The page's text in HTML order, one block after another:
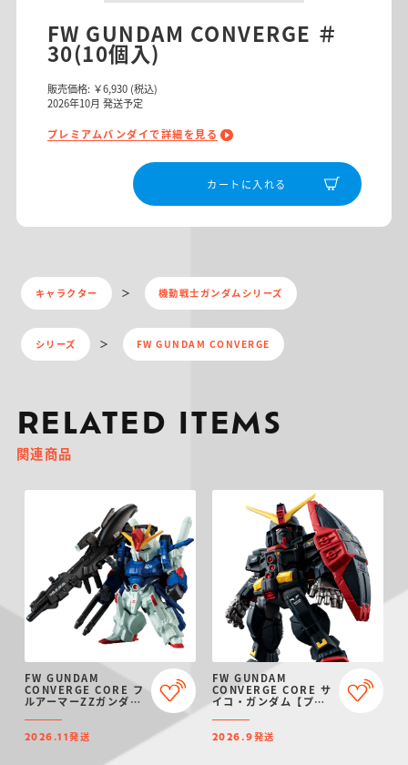
FW GUNDAM CONVERGE ＃
30(10個入)
販売価格: ￥6,930 (税込)
2026年10月 発送予定
プレミアムバンダイで詳細を見る
カートに入れる
キャラクター 機動戦士ガンダムシリーズ
シリーズ FW GUNDAM CONVERGE
RELATED ITEMS
関連商品
FW GUNDAM
CONVERGE CORE フ
ルアーマーZZガンダム
限定】
2026.11発送
FW GUNDAM
CONVERGE CORE サ
イコ・ガンダム【プレ
2026.9発送